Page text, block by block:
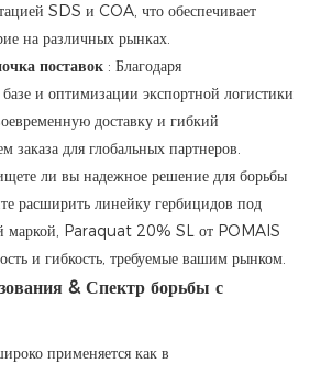
SDS и COA, что обеспечивает
на различных рынках.
поставок : Благодаря
и оптимизации экспортной логистики
доставку и гибкий
заказа для глобальных партнеров.
ли вы надежное решение для борьбы
расширить линейку гербицидов под
маркой, Paraquat 20% SL от POMAIS
и гибкость, требуемые вашим рынком.
& Спектр борьбы с
применяется как в